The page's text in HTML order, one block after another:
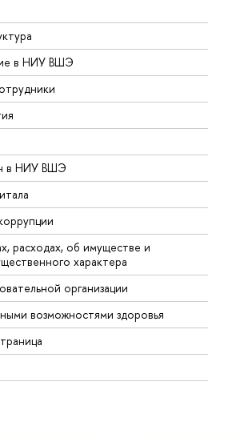
в НИУ ВШЭ
в НИУ ВШЭ
расходах, об имуществе и
характера
организации
возможностями здоровья